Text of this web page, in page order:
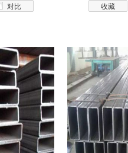
对比 收藏